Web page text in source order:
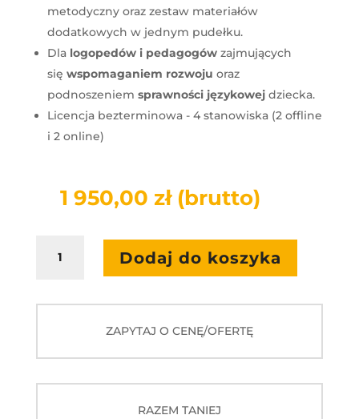
metodyczny oraz zestaw materiałów
dodatkowych w jednym pudełku.
Dla logopedów i pedagogówzajmujących
się wspomaganiem rozwoju oraz
podnoszeniem sprawności językowejdziecka.
Licencja bezterminowa - 4 stanowiska (2 offline
i 2 online)
1 950,00 zł (brutto)
mTalent.
Dodaj do koszyka
ZAPYTAJ O CENĘ/OFERTĘ
RAZEM TANIEJ